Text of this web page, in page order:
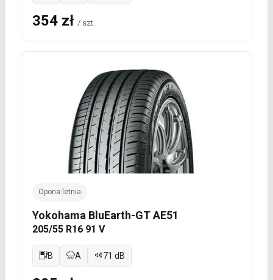
354 zł / szt.
Opona letnia
Yokohama BluEarth-GT AE51
205/55 R16 91 V
B A 71 dB